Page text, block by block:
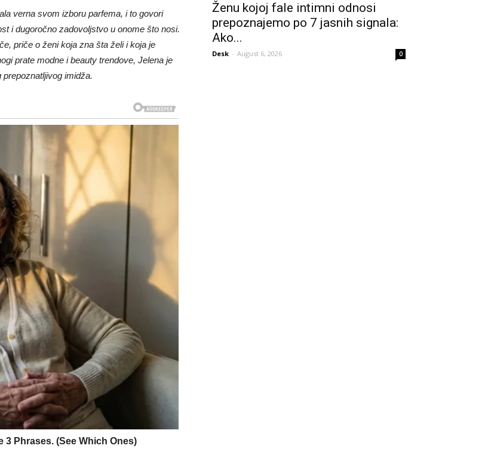
verna svom izboru parfema, i to govori
i dugoročno zadovoljstvo u onome što nosi.
priče o ženi koja zna šta želi i koja je
prate modne i beauty trendove, Jelena je
imidža.
Ženu kojoj fale intimni odnosi
prepoznajemo po 7 jasnih signala:
Ako...
Desk - August 6, 2026 0